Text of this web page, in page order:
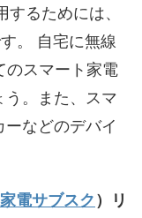
るためには、
。 自宅に無線
のスマート家電
う。また、スマ
などのデバイ
家電サブスク）
リ